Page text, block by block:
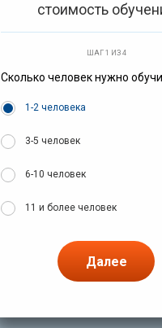
стоимость
ШАГ 1 ИЗ 4
Сколько человек нужно
1-2 человека
3-5 человек
6-10 человек
11 и более человек
Далее